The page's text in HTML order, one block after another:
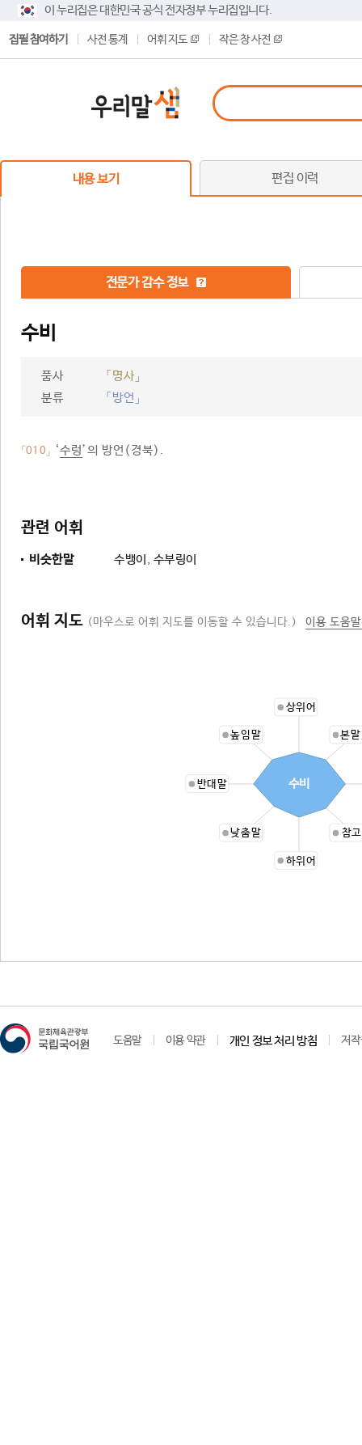
이 누리집은 대한민국 공식 전자정부 누리집입니다.
집필 참여하기 사전 통계 어휘 지도 작은 창 사전
내용 보기 편집 이력
전문가 감수 정보
수비
품사
「명사」
분류
「방언」
「010」 ‘수렁’의 방언(경북).
관련 어휘
비슷한말 수뱅이 , 수부링이
어휘 지도 (마우스로 어휘 지도를 이동할 수 있습니다.) 이용 도움
상위어
본
참
하위어
낮춤말
반대말
높임말
수비
도움말 이용 약관 개인 정보 처리 방침 저